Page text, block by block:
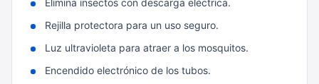
Elimina insectos con descarga eléctrica.
Rejilla protectora para un uso seguro.
Luz ultravioleta para atraer a los mosquitos.
Encendido electrónico de los tubos.